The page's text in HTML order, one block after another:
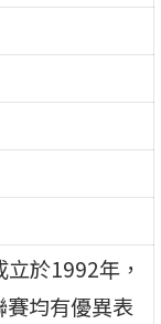
於1992年，
均有優異表